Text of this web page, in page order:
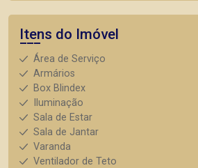
Itens do Imóvel
Área de Serviço
Armários
Box Blindex
Iluminação
Sala de Estar
Sala de Jantar
Varanda
Ventilador de Teto